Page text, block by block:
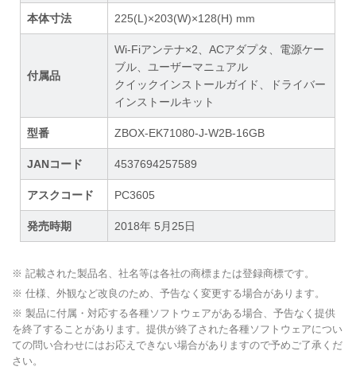
本体寸法 225(L)×203(W)×128(H) mm
付属品
Wi-Fiアンテナ×2、ACアダプタ、電源ケー
ブル、ユーザーマニュアル
クイックインストールガイド、ドライバー
インストールキット
型番 ZBOX-EK71080-J-W2B-16GB
JANコード 4537694257589
アスクコード PC3605
発売時期 2018年 5月25日
※ 記載された製品名、社名等は各社の商標または登録商標です。
※ 仕様、外観など改良のため、予告なく変更する場合があります。
※ 製品に付属・対応する各種ソフトウェアがある場合、予告なく提供
を終了することがあります。提供が終了された各種ソフトウェアについ
ての問い合わせにはお応えできない場合がありますので予めご了承くだ
さい。